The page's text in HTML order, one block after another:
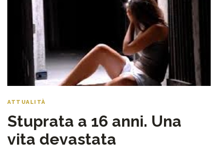
ATTUALITÀ
Stuprata a 16 anni. Una
vita devastata